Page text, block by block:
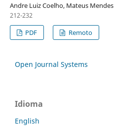
Andre Luiz Coelho, Mateus Mendes
212-232
PDF
Remoto
Open Journal Systems
Idioma
English